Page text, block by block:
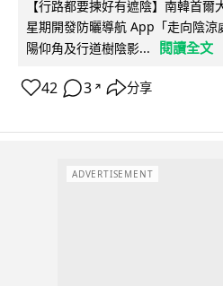
【行路都要揀好有遮陰】南韓首
星期開發防曬導航 App「走向陰
陽仰角及行道樹陰影...
閱讀全文
42 3 ↗ 分享
ADVERTISEMENT